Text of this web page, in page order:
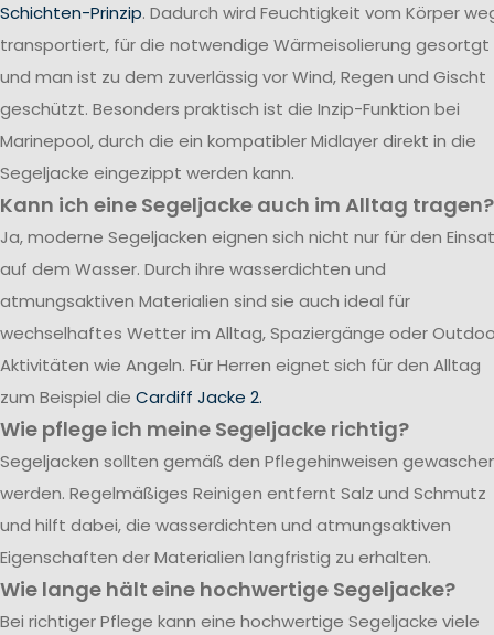
Schichten-Prinzip. Dadurch wird Feuchtigkeit vom Körper
transportiert, für die notwendige Wärmeisolierung gesortgt
und man ist zu dem zuverlässig vor Wind, Regen und Gischt
geschützt. Besonders praktisch ist die Inzip-Funktion bei
Marinepool, durch die ein kompatibler Midlayer direkt in die
Segeljacke eingezippt werden kann.
Kann ich eine Segeljacke auch im Alltag tragen?
Ja, moderne Segeljacken eignen sich nicht nur für den
auf dem Wasser. Durch ihre wasserdichten und
atmungsaktiven Materialien sind sie auch ideal für
wechselhaftes Wetter im Alltag, Spaziergänge oder
Aktivitäten wie Angeln. Für Herren eignet sich für den Alltag
zum Beispiel die Cardiff Jacke 2.
Wie pflege ich meine Segeljacke richtig?
Segeljacken sollten gemäß den Pflegehinweisen
werden. Regelmäßiges Reinigen entfernt Salz und Schmutz
und hilft dabei, die wasserdichten und atmungsaktiven
Eigenschaften der Materialien langfristig zu erhalten.
Wie lange hält eine hochwertige Segeljacke?
Bei richtiger Pflege kann eine hochwertige Segeljacke viele